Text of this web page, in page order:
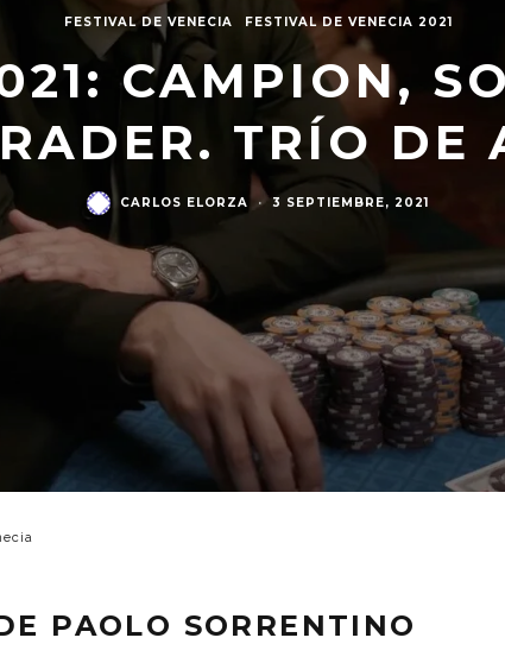
FESTIVAL DE VENECIA FESTIVAL DE VENECIA 2021
CAMPION,
TRÍO DE
CARLOS ELORZA · 3 SEPTIEMBRE, 2021
PAOLO SORRENTINO